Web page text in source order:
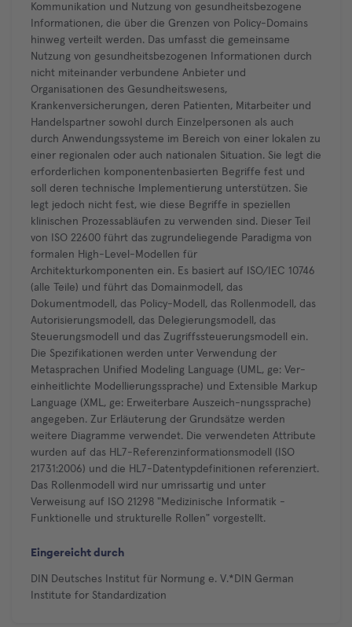
Kommunikation und Nutzung von gesundheitsbezogene
Informationen, die über die Grenzen von Policy-Domains
hinweg verteilt werden. Das umfasst die gemeinsame
Nutzung von gesundheitsbezogenen Informationen durch
nicht miteinander verbundene Anbieter und
Organisationen des Gesundheitswesens,
Krankenversicherungen, deren Patienten, Mitarbeiter und
Handelspartner sowohl durch Einzelpersonen als auch
durch Anwendungssysteme im Bereich von einer lokalen zu
einer regionalen oder auch nationalen Situation. Sie legt die
erforderlichen komponentenbasierten Begriffe fest und
soll deren technische Implementierung unterstützen. Sie
legt jedoch nicht fest, wie diese Begriffe in speziellen
klinischen Prozessabläufen zu verwenden sind. Dieser Teil
von ISO 22600 führt das zugrundeliegende Paradigma von
formalen High-Level-Modellen für
Architekturkomponenten ein. Es basiert auf ISO/IEC 10746
(alle Teile) und führt das Domainmodell, das
Dokumentmodell, das Policy-Modell, das Rollenmodell, das
Autorisierungsmodell, das Delegierungsmodell, das
Steuerungsmodell und das Zugriffssteuerungsmodell ein.
Die Spezifikationen werden unter Verwendung der
Metasprachen Unified Modeling Language (UML, ge: Ver-
einheitlichte Modellierungssprache) und Extensible Markup
Language (XML, ge: Erweiterbare Auszeich-nungssprache)
angegeben. Zur Erläuterung der Grundsätze werden
weitere Diagramme verwendet. Die verwendeten Attribute
wurden auf das HL7-Referenzinformationsmodell (ISO
21731:2006) und die HL7-Datentypdefinitionen referenziert.
Das Rollenmodell wird nur umrissartig und unter
Verweisung auf ISO 21298 "Medizinische Informatik -
Funktionelle und strukturelle Rollen" vorgestellt.
Eingereicht durch
DIN Deutsches Institut für Normung e. V.*DIN German
Institute for Standardization